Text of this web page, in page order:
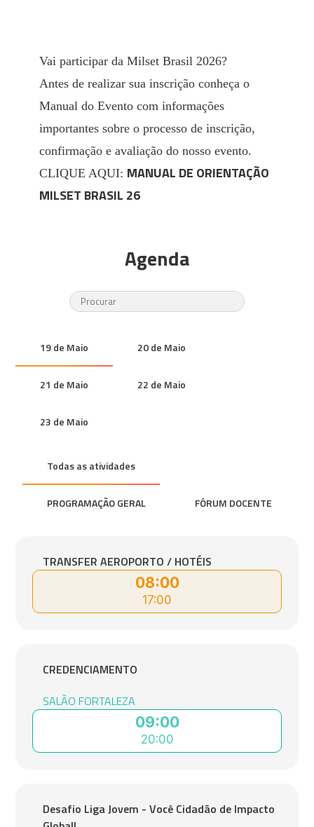
Vai participar da Milset Brasil 2026?
Antes de realizar sua inscrição conheça o
Manual do Evento com informações
importantes sobre o processo de inscrição,
confirmação e avaliação do nosso evento.
CLIQUE AQUI: MANUAL DE ORIENTAÇÃO
MILSET BRASIL 26
Agenda
19 de Maio 20 de Maio
21 de Maio 22 de Maio
23 de Maio
Todas as atividades
PROGRAMAÇÃO GERAL FÓRUM DOCENTE
08:00
17:00
TRANSFER AEROPORTO / HOTÉIS
09:00
20:00
CREDENCIAMENTO
SALÃO FORTALEZA
Desafio Liga Jovem - Você Cidadão de Impacto